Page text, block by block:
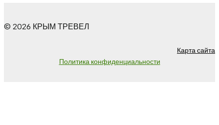
© 2026 КРЫМ ТРЕВЕЛ
Карта сайта
Политика конфиденциальности